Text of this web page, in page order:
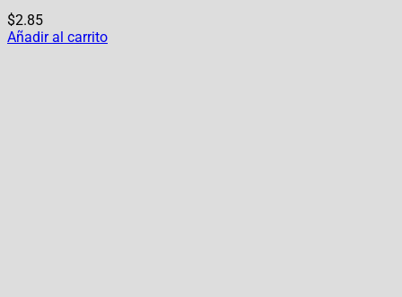
$2.85
Añadir al carrito